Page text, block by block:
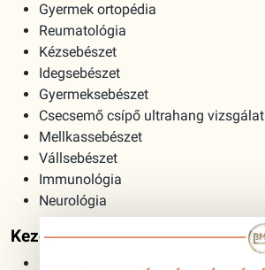
Gyermek ortopédia
Reumatológia
Kézsebészet
Idegsebészet
Gyermeksebészet
Csecsemő csípő ultrahang vizsgálat
Mellkassebészet
Vállsebészet
Immunológia
Neurológia
Kezelések: